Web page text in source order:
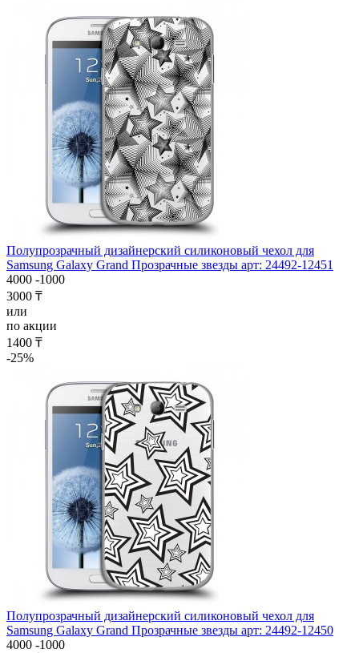
Полупрозрачный дизайнерский силиконовый чехол для
Samsung Galaxy Grand Прозрачные звезды арт: 24492-12451
4000 -1000
3000 ₸
или
по акции
1400 ₸
-25%
Полупрозрачный дизайнерский силиконовый чехол для
Samsung Galaxy Grand Прозрачные звезды арт: 24492-12450
4000 -1000